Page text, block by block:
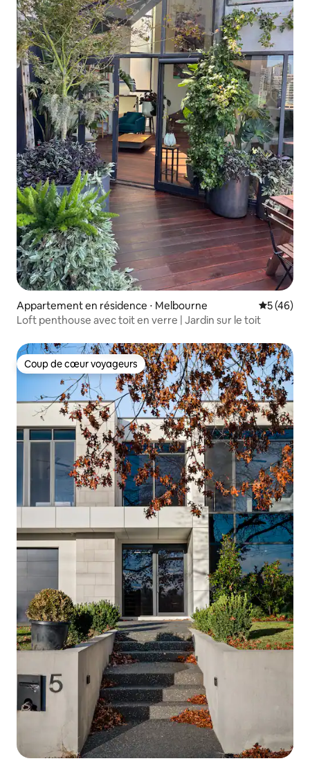
Appartement en résidence ⋅ Melbourne
5 (46)
Loft penthouse avec toit en verre | Jardin sur le toit
Coup de cœur voyageurs
Coup de cœur voyageurs